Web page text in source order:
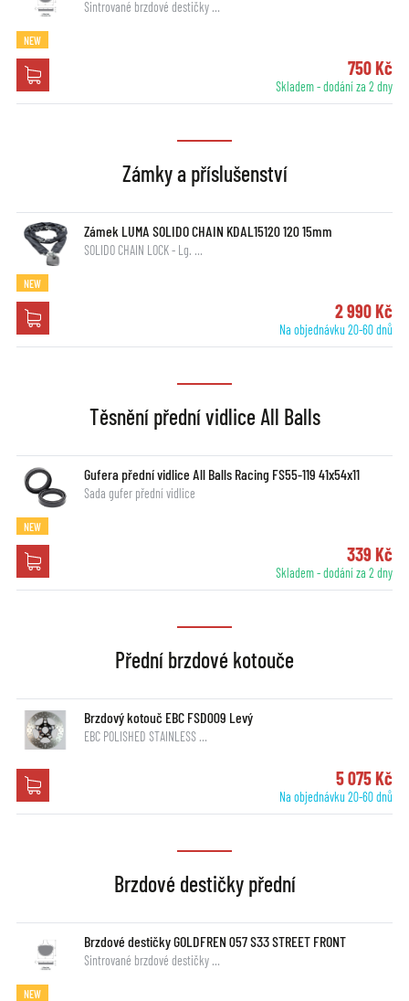
Sintrované brzdové destičky …
NEW
750 Kč
Skladem - dodání za 2 dny
Zámky a příslušenství
Zámek LUMA SOLIDO CHAIN KDAL15120 120 15mm
SOLIDO CHAIN LOCK - Lg. …
NEW
2 990 Kč
Na objednávku 20-60 dnů
Těsnění přední vidlice All Balls
Gufera přední vidlice All Balls Racing FS55-119 41x54x11
Sada gufer přední vidlice
NEW
339 Kč
Skladem - dodání za 2 dny
Přední brzdové kotouče
Brzdový kotouč EBC FSD009 Levý
EBC POLISHED STAINLESS …
5 075 Kč
Na objednávku 20-60 dnů
Brzdové destičky přední
Brzdové destičky GOLDFREN 057 S33 STREET FRONT
Sintrované brzdové destičky …
NEW